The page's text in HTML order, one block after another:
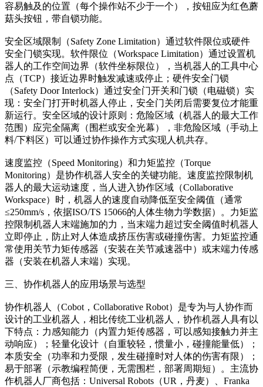
容易触及的位置（每个操作站不少于一个），按钮应为红色蘑
菇头按钮，带自锁功能。
安全区域限制（Safety Zone Limitation）通过软件限位或硬件
安全门锁实现。软件限位（Workspace Limitation）通过设置机
器人的工作空间边界（软件坐标限位），当机器人的工具中心
点（TCP）接近边界时触发减速或停止；硬件安全门锁
（Safety Door Interlock）通过安全门开关和门锁（电磁锁）实
现：安全门打开时机器人停止，安全门关闭后需要复位才能重
新运行。安全区域的设计原则：危险区域（机器人的最大工作
范围）应完全隔离（围栏或安全光幕），非危险区域（手动上
料/下料区）可以通过协作操作方式实现人机共存。
速度监控（Speed Monitoring）和力矩监控（Torque
Monitoring）是协作机器人安全的关键功能。速度监控限制机
器人的最大运动速度，当人进入协作区域（Collaborative
Workspace）时，机器人的速度自动降低至安全阈值（通常
≤250mm/s，依据ISO/TS 15066的人体生物力学数据）。力矩监
控限制机器人末端施加的力，当末端力超过安全阈值时机器人
立即停止，防止对人体造成挤压伤害或碰撞伤害。力矩监控通
常使用关节力矩传感器（安装在关节减速器中）或末端力传感
器（安装在机器人末端）实现。
三、协作机器人的应用场景与选型
协作机器人（Cobot，Collaborative Robot）是专为与人协作而
设计的工业机器人，相比传统工业机器人，协作机器人具有以
下特点：力感知能力（内置力矩传感器，可以感知接触力并主
动响应）；轻量化设计（自重较轻，惯量小，碰撞能量低）；
本质安全（功率和力受限，发生碰撞时对人体的伤害有限）；
易于部署（示教编程简便，无需围栏，部署周期短）。主流协
作机器人厂商包括：Universal Robots（UR，丹麦）、Franka